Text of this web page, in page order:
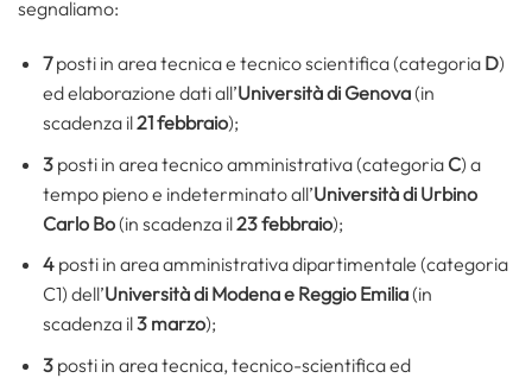
segnaliamo:
7posti in area tecnica e tecnico scientifica (categoria D)
ed elaborazione dati all’Università di Genova(in
scadenza il21 febbraio);
3 posti in area tecnico amministrativa (categoria C) a
tempo pieno e indeterminato all’Università di Urbino
Carlo Bo(in scadenza il23 febbraio);
4 posti in area amministrativa dipartimentale (categoria
C1) dell’Università di Modena e Reggio Emilia(in
scadenza il3 marzo);
3 posti in area tecnica, tecnico-scientifica ed